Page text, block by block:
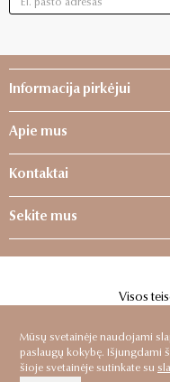
Mūsų svetainėje naudojami
paslaugų kokybę. Išjungdami
šioje svetainėje sutinkate su
Informacija pirkėjui
Apie mus
Kontaktai
Sekite mus
Visos